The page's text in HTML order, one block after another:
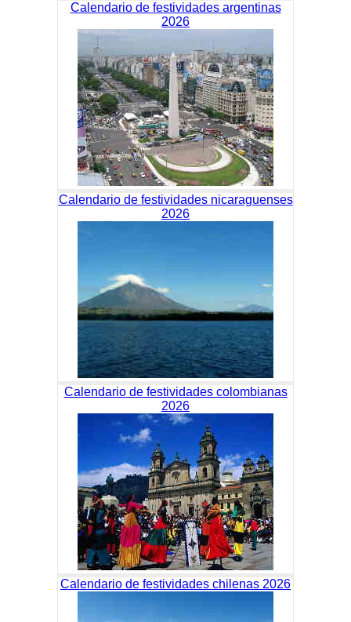
Calendario de festividades argentinas
2026
Calendario de festividades nicaraguenses
2026
Calendario de festividades colombianas
2026
Calendario de festividades chilenas 2026